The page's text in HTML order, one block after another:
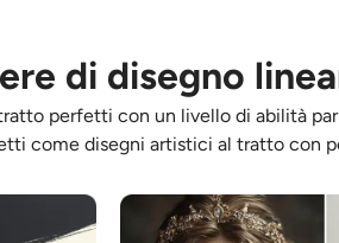
di disegno
perfetti con un livello di abilità
come disegni artistici al tratto con